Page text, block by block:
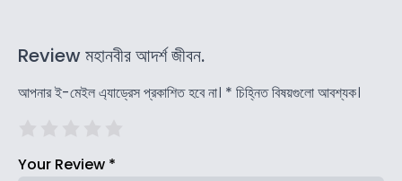
Review মহানবীর আদর্শ জীবন.
আপনার ই-মেইল এ্যাড্রেস প্রকাশিত হবে না। * চিহ্নিত বিষয়গুলো আবশ্যক।
Your Review *